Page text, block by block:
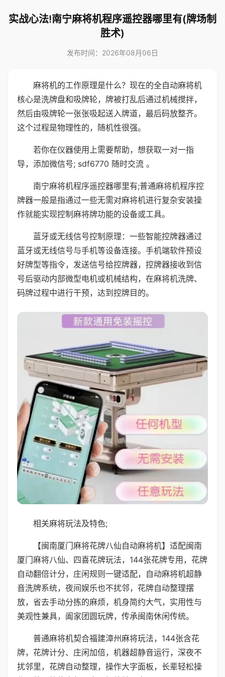
实战心法!南宁麻将机程序遥控器哪里有(牌场制
胜术)
发布时间：2026年08月06日
麻将机的工作原理是什么？现在的全自动麻将机
核心是洗牌盘和吸牌轮，牌被打乱后通过机械搅拌，
然后由吸牌轮一张张吸起送入牌道，最后码放整齐。
这个过程是物理性的，随机性很强。
若你在仪器使用上需要帮助，想获取一对一指
导，添加微信号; sdf6770 随时交流 。
南宁麻将机程序遥控器哪里有;普通麻将机程序控
牌器一般是指通过一些无需对麻将机进行复杂安装操
作就能实现控制麻将牌功能的设备或工具。
蓝牙或无线信号控制原理：一些智能控牌器通过
蓝牙或无线信号与手机等设备连接。手机端软件预设
好牌型等指令，发送信号给控牌器，控牌器接收到信
号后驱动内部微型电机或机械结构，在麻将机洗牌、
码牌过程中进行干预，达到控牌目的。
相关麻将玩法及特色;
【闽南厦门麻将花牌八仙自动麻将机】适配闽南
厦门麻将八仙、四喜花牌玩法，144张花牌专用，花牌
自动翻倍计分，庄闲规则一键适配，自动麻将机超静
音洗牌系统，夜间娱乐也不扰邻，花牌自动整理摆
放，省去手动分拣的麻烦，机身简约大气，实用性与
美观性兼具，阖家团圆玩牌，传承闽南休闲传统。
普通麻将机契合福建漳州麻将玩法，144张含花
牌，花牌计分、庄闲加倍，机器超静音运行，深夜不
扰邻里，花牌自动整理，操作大字面板，长辈轻松操